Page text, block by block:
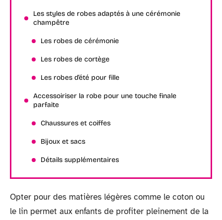
Les styles de robes adaptés à une cérémonie
champêtre
Les robes de cérémonie
Les robes de cortège
Les robes d’été pour fille
Accessoiriser la robe pour une touche finale
parfaite
Chaussures et coiffes
Bijoux et sacs
Détails supplémentaires
Opter pour des matières légères comme le coton ou
le lin permet aux enfants de profiter pleinement de la